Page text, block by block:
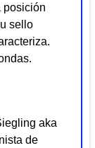
posición
sello
aka
de